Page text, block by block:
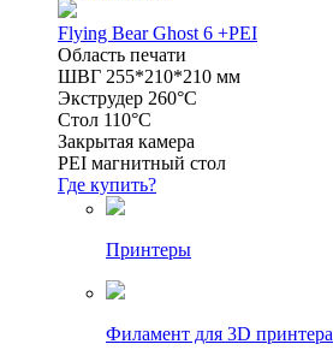
Flying Bear Ghost 6 +PEI
Область печати
ШВГ 255*210*210 мм
Экструдер 260°C
Стол 110°C
Закрытая камера
PEI магнитный стол
Где купить?
Принтеры
Филамент для 3D принтера